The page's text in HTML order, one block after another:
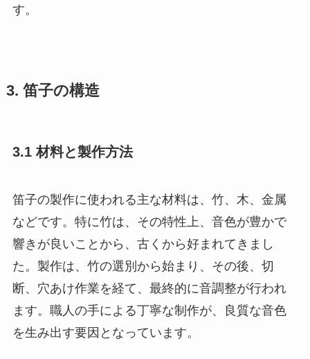
す。
3. 笛子の構造
3.1 材料と製作方法
笛子の製作に使われる主な材料は、竹、木、金属
などです。特に竹は、その特性上、音色が豊かで
響きが良いことから、古くから好まれてきまし
た。製作は、竹の選別から始まり、その後、切
断、穴あけ作業を経て、最終的に音調整が行われ
ます。職人の手による丁寧な制作が、良質な音色
を生み出す要因となっています。